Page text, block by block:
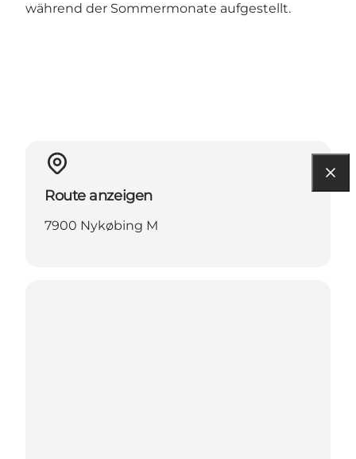
während der Sommermonate aufgestellt.
Route anzeigen
7900 Nykøbing M